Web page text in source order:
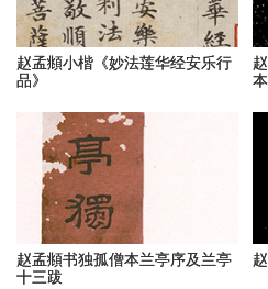
赵孟頫小楷《妙法莲华经安乐行
品》
赵孟頫书独孤僧本兰亭序及兰亭
十三跋